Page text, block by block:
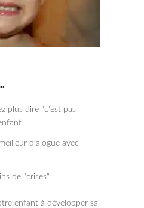
plus dire "c'est pas
dialogue avec
de "crises"
enfant à développer sa